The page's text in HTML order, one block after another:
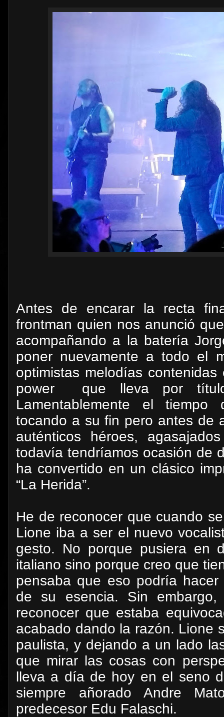
Antes de encarar la recta
frontman quien nos anunció
acompañando a la batería
poner nuevamente a todo el
optimistas melodías
power
que lleva por
Lamentablemente el
tocando a su fin pero antes de
auténticos héroes,
todavía tendríamos ocasión de
ha convertido en un clásico
“La Herida”.
He de reconocer que cuando
Lione iba a ser el nuevo
gesto. No porque pusiera en
italiano sino porque creo que
pensaba que eso podría
de su esencia. Sin
reconocer que estaba
acabado dando la razón. Lione
paulista, y dejando a un lado
que mirar las cosas con
lleva a día de hoy en el seno
siempre añorado Andre
predecesor Edu Falaschi.